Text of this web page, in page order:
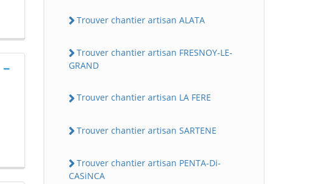
Trouver chantier artisan ALATA
Trouver chantier artisan FRESNOY-LE-
GRAND
Trouver chantier artisan LA FERE
Trouver chantier artisan SARTENE
Trouver chantier artisan PENTA-Di-
CASiNCA